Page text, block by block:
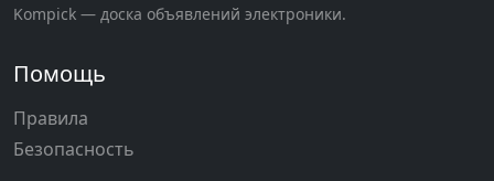
Kompick — доска объявлений электроники.
Помощь
Правила
Безопасность